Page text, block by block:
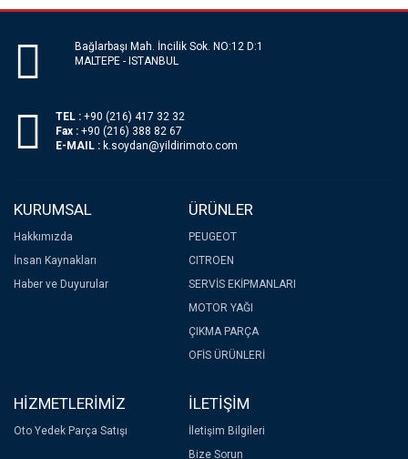
Bağlarbaşı Mah. İncilik Sok. NO:12 D:1
MALTEPE - ISTANBUL
TEL : +90 (216) 417 32 32
Fax : +90 (216) 388 82 67
E-MAIL : k.soydan@yildirimoto.com
KURUMSAL
Hakkımızda
İnsan Kaynakları
Haber ve Duyurular
ÜRÜNLER
PEUGEOT
CITROEN
SERVİS EKİPMANLARI
MOTOR YAĞI
ÇIKMA PARÇA
OFİS ÜRÜNLERİ
HİZMETLERİMİZ
Oto Yedek Parça Satışı
İLETİŞİM
İletişim Bilgileri
Bize Sorun